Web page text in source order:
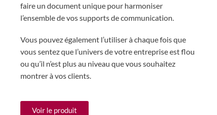
faire un document unique pour harmoniser
l’ensemble de vos supports de communication.
Vous pouvez également l’utiliser à chaque fois que
vous sentez que l’univers de votre entreprise est flou
ou qu’il n’est plus au niveau que vous souhaitez
montrer à vos clients.
Voir le produit